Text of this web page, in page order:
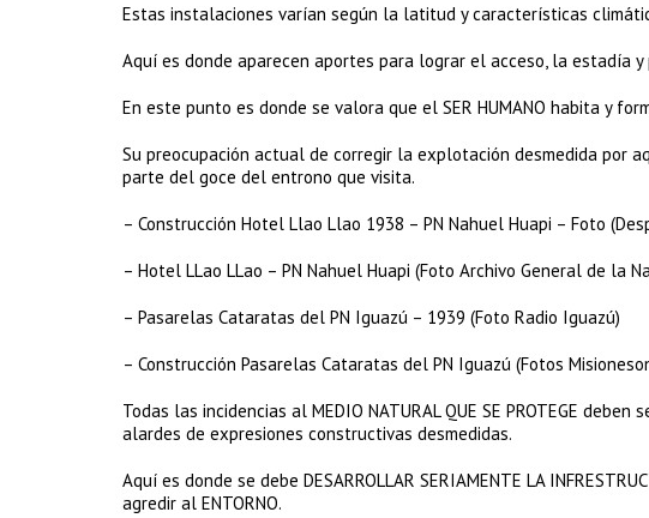
Estas instalaciones varían según la latitud y características
Aquí es donde aparecen aportes para lograr el acceso, la estadía
En este punto es donde se valora que el SER HUMANO habita y
Su preocupación actual de corregir la explotación desmedida por
parte del goce del entrono que visita.
– Construcción Hotel Llao Llao 1938 – PN Nahuel Huapi – Foto
– Hotel LLao LLao – PN Nahuel Huapi (Foto Archivo General de la
– Pasarelas Cataratas del PN Iguazú – 1939 (Foto Radio Iguazú)
– Construcción Pasarelas Cataratas del PN Iguazú (Fotos
Todas las incidencias al MEDIO NATURAL QUE SE PROTEGE
alardes de expresiones constructivas desmedidas.
Aquí es donde se debe DESARROLLAR SERIAMENTE LA
agredir al ENTORNO.